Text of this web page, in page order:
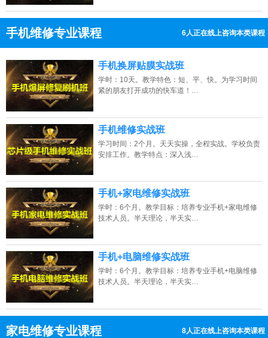
手机维修专业课程 5人正在线上咨询本类课程
点击免费咨询电话：13807313137
手机换屏贴膜实战班
学时：10天。教学特色：短、平、快。为学习时间
紧的朋友打开成功的快车道！…
手机维修实战班
学习时间：2个月。天天实操，全程实战。学校负责
安排工作。教学特点：深入浅…
手机+家电维修实战班
学时：6个月。教学目标：培养专业手机+家电维修
技术人员。半天理论，半天实…
手机+电脑维修实战班
学时：6个月。教学目标：培养专业手机+电脑维修
技术人员。半天理论，半天实…
家电维修专业课程 13人正在线上咨询本类课程